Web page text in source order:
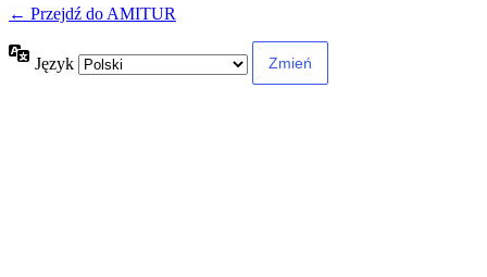
← Przejdź do AMITUR
Język